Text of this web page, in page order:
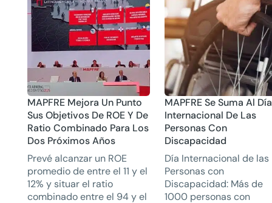
MAPFRE Mejora Un Punto
Sus Objetivos De ROE Y De
Ratio Combinado Para Los
Dos Próximos Años
Prevé alcanzar un ROE
promedio de entre el 11 y el
12% y situar el ratio
combinado entre el 94 y el
MAPFRE Se Suma Al Día
Internacional De Las
Personas Con
Discapacidad
Día Internacional de las
Personas con
Discapacidad: Más de
1000 personas con